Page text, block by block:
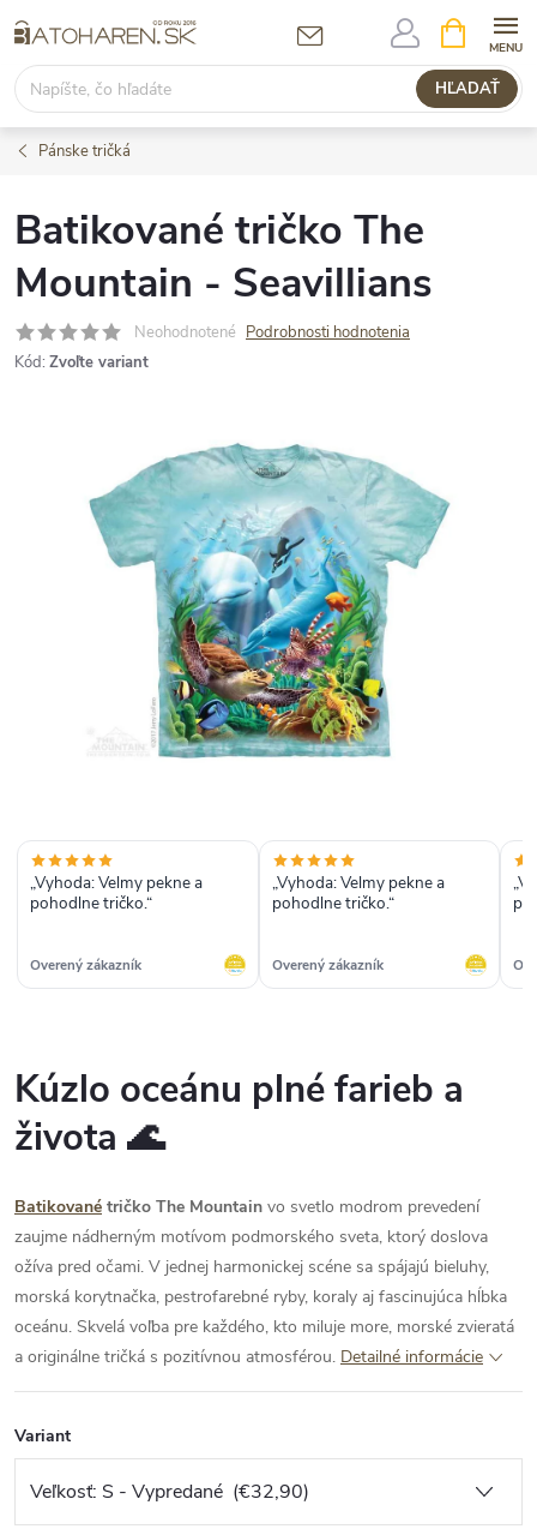
na
obsah
HĽADAŤ
KOŠÍK
Pánske tričká
Batikované tričko The
Mountain - Seavillians
Neohodnotené Podrobnosti hodnotenia
Kód: Zvoľte variant
„Vyhoda: Velmy pekne a
pohodlne tričko.“
Overený zákazník
„Vyhoda: Velmy pekne a
pohodlne tričko.“
Overený zákazník
Kúzlo oceánu plné farieb a
života 🌊
Batikované tričko The Mountain vo svetlo modrom prevedení
zaujme nádherným motívom podmorského sveta, ktorý doslova
ožíva pred očami. V jednej harmonickej scéne sa spájajú bieluhy,
morská korytnačka, pestrofarebné ryby, koraly aj fascinujúca hĺbka
oceánu. Skvelá voľba pre každého, kto miluje more, morské zvieratá
a originálne tričká s pozitívnou atmosférou. Detailné informácie
Variant